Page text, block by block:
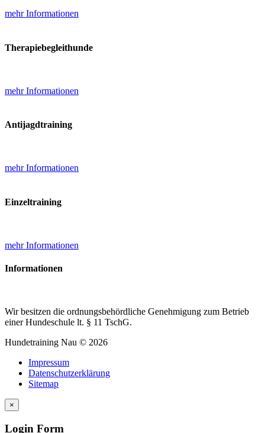
mehr Informationen
Therapiebegleithunde
mehr Informationen
Antijagdtraining
mehr Informationen
Einzeltraining
mehr Informationen
Informationen
Wir besitzen die ordnungsbehördliche Genehmigung zum Betrieb
einer Hundeschule lt. § 11 TschG.
Hundetraining Nau © 2026
Impressum
Datenschutzerklärung
Sitemap
×
Login Form